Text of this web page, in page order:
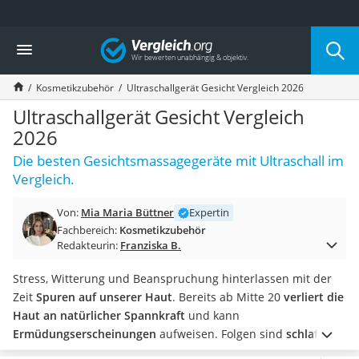
Die beliebtesten Vergleiche nach Kategorie
Drogerie
Inhalator
Haarschneider
Rollator
Braun Rasierer
Katzenklappe (Chip)
Rasierer
Masturbator
Epilierer
Reisehaartrockner
Magnesiumpräparat
Katzenklappe
Nackenmassagegerät
Zeckenschutz Katze
leichter Haartrockner
Vergleich
Kosmetikzubehör Ultraschallgerät Gesicht Vergleich 2026
Ultraschallgerät Gesicht Vergleich
2026
Die besten Gesichtsmassagegeräte mit Ultraschall im
Vergleich.
Von: Mia Maria Büttner
Expertin
Fachbereich: Kosmetikzubehör
Redakteurin: Franziska B.
Stress, Witterung und Beanspruchung hinterlassen mit der
Zeit Spuren auf unserer Haut. Bereits ab Mitte 20 verliert die
Haut an natürlicher Spannkraft und kann
Ermüdungserscheinungen aufweisen. Folgen sind schlaffe
Hautpartien, Faltenbildung oder Rötungen. Im Gegensatz zu